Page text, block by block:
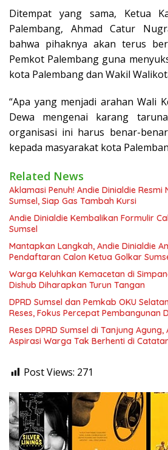
Ditempat yang sama, Ketua
Palembang, Ahmad Catur
bahwa pihaknya akan terus
Pemkot Palembang guna
kota Palembang dan Wakil
“Apa yang menjadi arahan Wali
Dewa mengenai karang
organisasi ini harus benar-
kepada masyarakat kota
Related News
Aklamasi Penuh! Andie Dinialdie
Sumsel, Siap Gas Tambah Kursi
Andie Dinialdie Kembalikan Formulir
Sumsel
Mantapkan Langkah, Andie Dinialdie
Pendaftaran Calon Ketua Golkar
Warga Keluhkan Kemacetan di
Dishub Diharapkan Turun Tangan
DPRD Sumsel dan Pemkab OKU
Reses, Fokus Percepat Pembangunan
Reses DPRD Sumsel di Tanjung
Aspirasi Warga Tak Berhenti di
Post Views: 271